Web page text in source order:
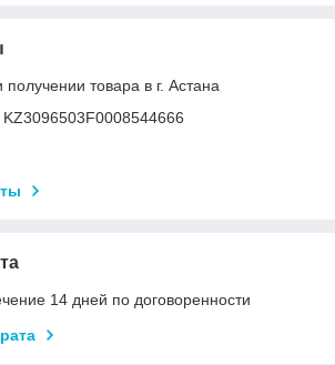
товара в г. Астана
14 дней по договоренности